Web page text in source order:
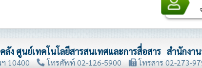
ง ศูนย์เทคโนโลยีสารสนเทศและการสื่อสาร สำนักงา
10400 โทรศัพท์ 02-126-5900 โทรสาร 02-273-